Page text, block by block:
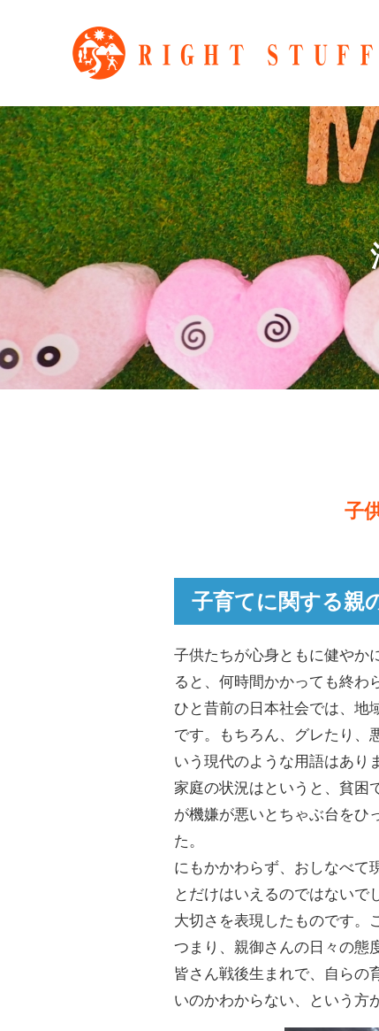
子
子育てに関する親
子供たちが心身ともに健やか
ると、何時間かかっても終わ
ひと昔前の日本社会では、地
です。もちろん、グレたり、
いう現代のような用語はあり
家庭の状況はというと、貧困
が機嫌が悪いとちゃぶ台をひ
た。
にもかかわらず、おしなべて
とだけはいえるのではないで
大切さを表現したものです。
つまり、親御さんの日々の態
皆さん戦後生まれで、自らの
いのかわからない、という方